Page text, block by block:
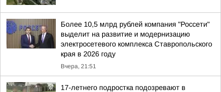
Более 10,5 млрд рублей компания "Россети"
выделит на развитие и модернизацию
электросетевого комплекса Ставропольского
края в 2026 году
Вчера, 21:51
17-летнего подростка подозревают в